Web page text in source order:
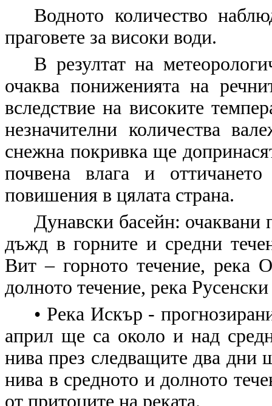
Водното количество
праговете за високи води.
В резултат на
очаква пониженията на
вследствие на високите
незначителни количества
снежна покривка ще
почвена влага и
повишения в цялата страна.
Дунавски басейн:
дъжд в горните и средни
Вит – горното течение, река
долното течение, река
• Река Искър -
април ще са около и над
нива през следващите два дни
нива в средното и долното
от притоците на реката.